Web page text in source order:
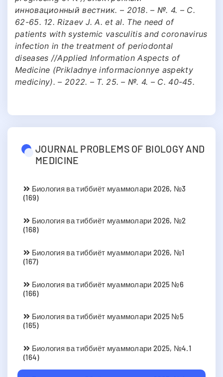
инновационный вестник. – 2018. – №. 4. – С.
62-65. 12. Rizaev J. A. et al. The need of
patients with systemic vasculitis and coronavirus
infection in the treatment of periodontal
diseases //Applied Information Aspects of
Medicine (Prikladnye informacionnye aspekty
mediciny). – 2022. – Т. 25. – №. 4. – С. 40-45.
JOURNAL PROBLEMS OF BIOLOGY AND
MEDICINE
Биология ва тиббиёт муаммолари 2026, №3
(169)
Биология ва тиббиёт муаммолари 2026, №2
(168)
Биология ва тиббиёт муаммолари 2026, №1
(167)
Биология ва тиббиёт муаммолари 2025 №6
(166)
Биология ва тиббиёт муаммолари 2025 №5
(165)
Биология ва тиббиёт муаммолари 2025, №4.1
(164)